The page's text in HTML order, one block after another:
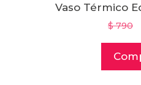
Vaso Térmico
$790